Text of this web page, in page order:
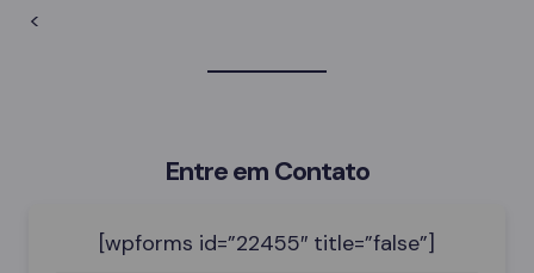
<
Entre em Contato
[wpforms id=”22455″ title=”false”]